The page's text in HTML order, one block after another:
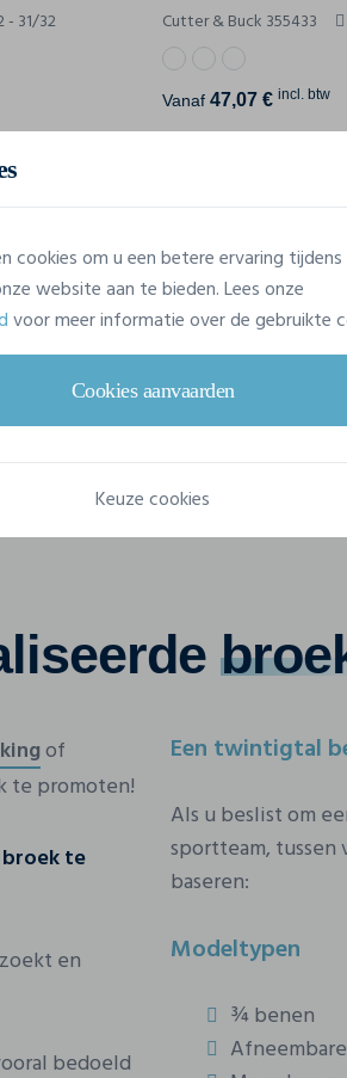
- 31/32 Cutter & Buck 355433
Vanaf 47,07 € incl. btw
Affichage de 12 résultats sur 478
of
te promoten!
broek te
en
bedoeld
Een twintigtal
Als u beslist om
sportteam,
baseren:
Modeltypen
¾ benen
cookies om u een betere ervaring
website aan te bieden. Lees onze
voor meer informatie over de gebruikte
Cookies aanvaarden
Keuze cookies